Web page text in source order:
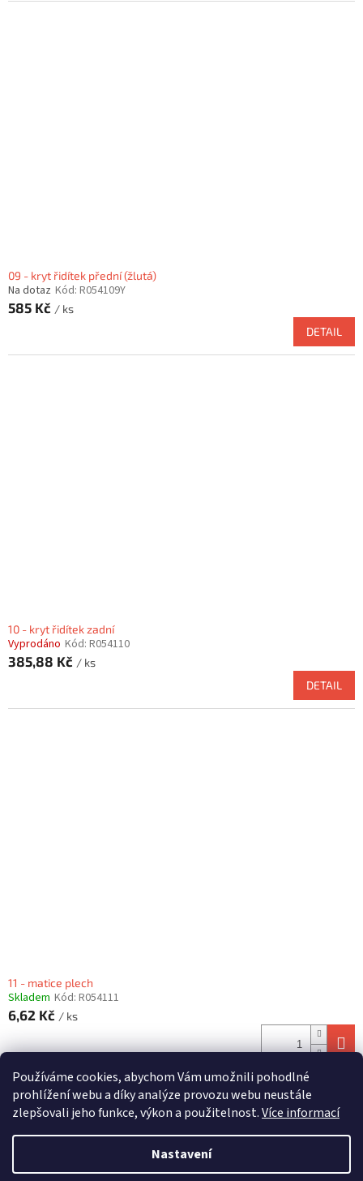
Používáme cookies, abychom Vám umožnili pohodlné
prohlížení webu a díky analýze provozu webu neustále
zlepšovali jeho funkce, výkon a použitelnost.Více informací
Nastavení
09 - kryt řidítek přední (žlutá)
Na dotaz Kód: R054109Y
585 Kč / ks
DETAIL
10 - kryt řidítek zadní
Vyprodáno Kód: R054110
385,88 Kč / ks
DETAIL
11 - matice plech
Skladem Kód: R054111
6,62 Kč / ks
O
v
á
d
a
23položek celkem
Vytvořil Shoptet